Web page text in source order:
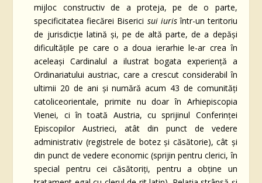
mijloc constructiv de a proteja, pe de o parte,
specificitatea fiecărei Biserici sui iurisîntr-un teritoriu
de jurisdicție latină și, pe de altă parte, de a depăși
dificultățile pe care o a doua ierarhie le-ar crea în
aceleași Cardinalul a ilustrat bogata experiență a
Ordinariatului austriac, care a crescut considerabil în
ultimii 20 de ani și numără acum 43 de comunități
catoliceorientale, primite nu doar în Arhiepiscopia
Vienei, ci în toată Austria, cu sprijinul Conferinței
Episcopilor Austrieci, atât din punct de vedere
administrativ (registrele de botez și căsătorie), cât și
din punct de vedere economic (sprijin pentru clerici, în
special pentru cei căsătoriți, pentru a obține un